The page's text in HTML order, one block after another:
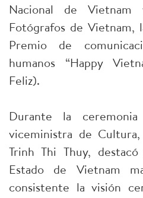
Nacional de
Fotógrafos de Vietnam,
Premio de
humanos “Happy
Feliz).
Durante la
viceministra de
Trinh Thi Thuy,
Estado de Vietnam
consistente la visión